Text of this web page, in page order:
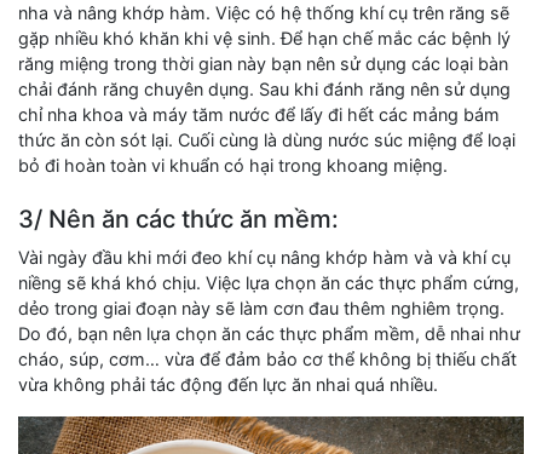
nha và nâng khớp hàm. Việc có hệ thống khí cụ trên răng sẽ
gặp nhiều khó khăn khi vệ sinh. Để hạn chế mắc các bệnh lý
răng miệng trong thời gian này bạn nên sử dụng các loại bàn
chải đánh răng chuyên dụng. Sau khi đánh răng nên sử dụng
chỉ nha khoa và máy tăm nước để lấy đi hết các mảng bám
thức ăn còn sót lại. Cuối cùng là dùng nước súc miệng để loại
bỏ đi hoàn toàn vi khuẩn có hại trong khoang miệng.
3/ Nên ăn các thức ăn mềm:
Vài ngày đầu khi mới đeo khí cụ nâng khớp hàm và và khí cụ
niềng sẽ khá khó chịu. Việc lựa chọn ăn các thực phẩm cứng,
dẻo trong giai đoạn này sẽ làm cơn đau thêm nghiêm trọng.
Do đó, bạn nên lựa chọn ăn các thực phẩm mềm, dễ nhai như
cháo, súp, cơm… vừa để đảm bảo cơ thể không bị thiếu chất
vừa không phải tác động đến lực ăn nhai quá nhiều.